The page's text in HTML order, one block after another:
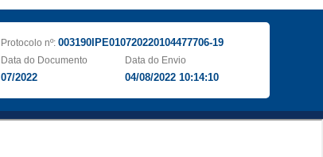
Protocolo nº: 003190IPE010720220104477706-19
Data do Documento
07/2022
Data do Envio
04/08/2022 10:14:10